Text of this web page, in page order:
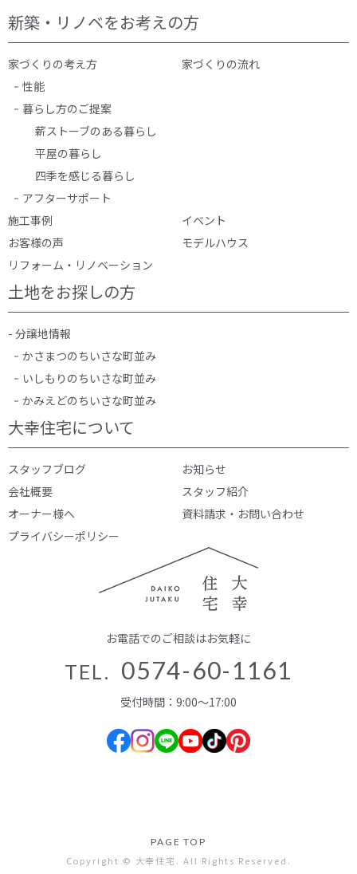
お電話でのご相談はお気軽に
TEL. 0574-60-1161
受付時間：9:00～17:00
新築・リノベをお考えの方
家づくりの考え方
性能
暮らし方のご提案
薪ストーブのある暮らし
平屋の暮らし
四季を感じる暮らし
アフターサポート
家づくりの流れ
施工事例
イベント
お客様の声
モデルハウス
リフォーム・リノベーション
土地をお探しの方
- 分譲地情報
かさまつのちいさな町並み
いしもりのちいさな町並み
かみえどのちいさな町並み
大幸住宅について
スタッフブログ
お知らせ
会社概要
スタッフ紹介
オーナー様へ
資料請求・お問い合わせ
プライバシーポリシー
Copyright © 大幸住宅. All Rights Reserved.
PAGE TOP